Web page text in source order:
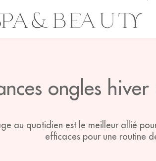
ongles
au quotidien est le meilleur allié
efficaces pour une routine